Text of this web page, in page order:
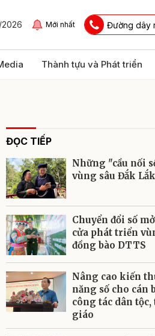
Mới nhất Đường dây
Thành tựu và Phát triển
ĐỌC TIẾP
Những "cầu nối
vùng sâu Đắk Lắk
Chuyển đổi số
cửa phát triển
đồng bào DTTS
Nâng cao kiến
năng số cho cán
công tác dân tộc,
giáo
Gửi